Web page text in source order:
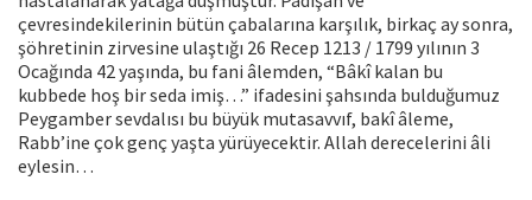
çevresindekilerinin bütün çabalarına karşılık, birkaç ay sonra,
şöhretinin zirvesine ulaştığı 26 Recep 1213 / 1799 yılının 3
Ocağında 42 yaşında, bu fani âlemden, “Bâkî kalan bu
kubbede hoş bir seda imiş…” ifadesini şahsında bulduğumuz
Peygamber sevdalısı bu büyük mutasavvıf, bakî âleme,
Rabb’ine çok genç yaşta yürüyecektir. Allah derecelerini âli
eylesin…